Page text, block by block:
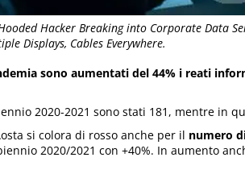
Hacker Breaking into Corporate Data
Displays, Cables Everywhere.
sono aumentati del 44% i reati
2020-2021 sono stati 181, mentre in
si colora di rosso anche per il numero
2020/2021 con +40%. In aumento